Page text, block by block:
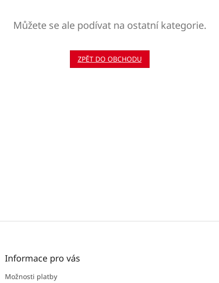
Můžete se ale podívat na ostatní kategorie.
ZPĚT DO OBCHODU
Z
Informace pro vás
Možnosti platby